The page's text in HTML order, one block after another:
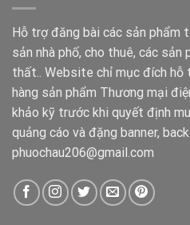
Hỗ trợ đăng bài các sản phẩm
sản nhà phố, cho thuê, các
thất.. Website chỉ mục đích hỗ
hàng sản phẩm Thương mại
khảo kỹ trước khi quyết định
quảng cáo và đặng banner,
phuochau206@gmail.com